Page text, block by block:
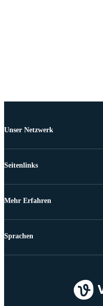
Unser Netzwerk
Seitenlinks
Mehr Erfahren
Sprachen